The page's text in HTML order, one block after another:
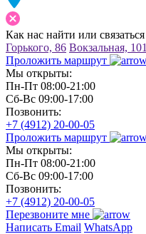
Как нас найти или связаться
Горького, 86 Вокзальная, 101
Проложить маршрут
Мы открыты:
Пн-Пт 08:00-21:00
Сб-Вс 09:00-17:00
Позвонить:
+7 (4912) 20-00-05
Проложить маршрут
Мы открыты:
Пн-Пт 08:00-21:00
Сб-Вс 09:00-17:00
Позвонить:
+7 (4912) 20-00-05
Перезвоните мне
Написать Email WhatsApp